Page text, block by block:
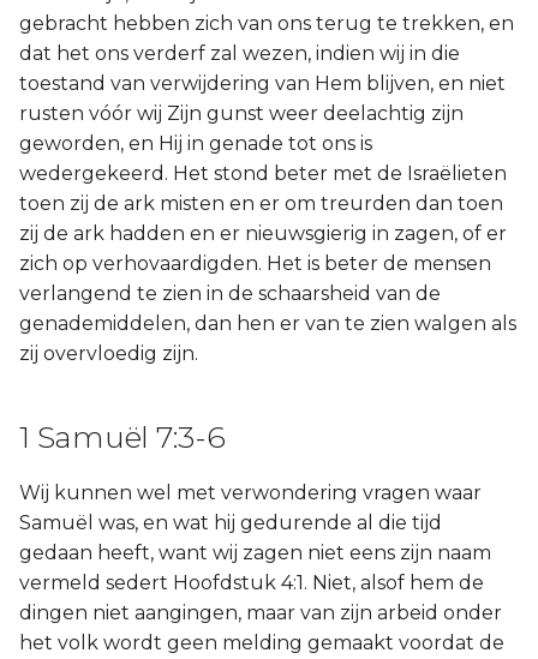
gebracht hebben zich van ons terug te trekken, en
dat het ons verderf zal wezen, indien wij in die
toestand van verwijdering van Hem blijven, en niet
rusten vóór wij Zijn gunst weer deelachtig zijn
geworden, en Hij in genade tot ons is
wedergekeerd. Het stond beter met de Israëlieten
toen zij de ark misten en er om treurden dan toen
zij de ark hadden en er nieuwsgierig in zagen, of er
zich op verhovaardigden. Het is beter de mensen
verlangend te zien in de schaarsheid van de
genademiddelen, dan hen er van te zien walgen als
zij overvloedig zijn.
1 Samuël 7:3-6
Wij kunnen wel met verwondering vragen waar
Samuël was, en wat hij gedurende al die tijd
gedaan heeft, want wij zagen niet eens zijn naam
vermeld sedert Hoofdstuk 4:1. Niet, alsof hem de
dingen niet aangingen, maar van zijn arbeid onder
het volk wordt geen melding gemaakt voordat de